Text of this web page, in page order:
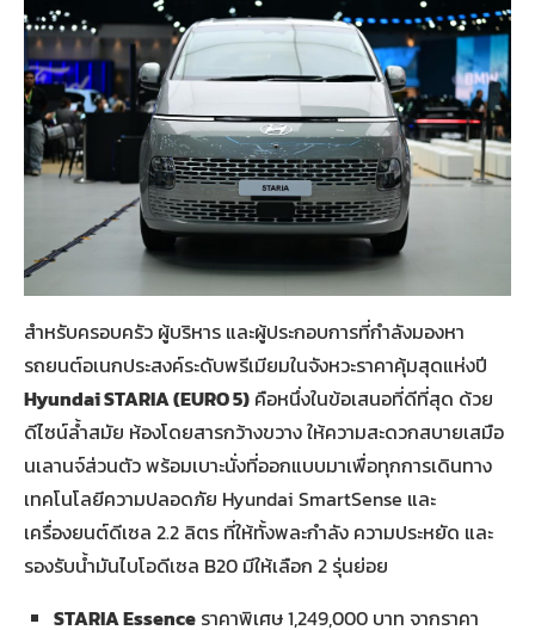
สำหรับครอบครัว ผู้บริหาร และผู้ประกอบการที่กำลังมองหา
รถยนต์อเนกประสงค์ระดับพรีเมียมในจังหวะราคาคุ้มสุดแห่งปี
Hyundai STARIA (EURO 5) คือหนึ่งในข้อเสนอที่ดีที่สุด ด้วย
ดีไซน์ล้ำสมัย ห้องโดยสารกว้างขวาง ให้ความสะดวกสบายเสมือ
นเลานจ์ส่วนตัว พร้อมเบาะนั่งที่ออกแบบมาเพื่อทุกการเดินทาง
เทคโนโลยีความปลอดภัย Hyundai SmartSense และ
เครื่องยนต์ดีเซล 2.2 ลิตร ที่ให้ทั้งพละกำลัง ความประหยัด และ
รองรับน้ำมันไบโอดีเซล B20 มีให้เลือก 2 รุ่นย่อย
STARIA Essence ราคาพิเศษ 1,249,000 บาท จากราคา